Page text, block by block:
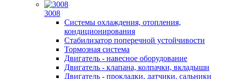
3008
Системы охлаждения, отопления,
кондиционирования
Стабилизатор поперечной устойчивости
Тормозная система
Двигатель - навесное оборудование
Двигатель - клапана, колпачки, вкладыши
Двигатель - прокладки, датчики, сальники